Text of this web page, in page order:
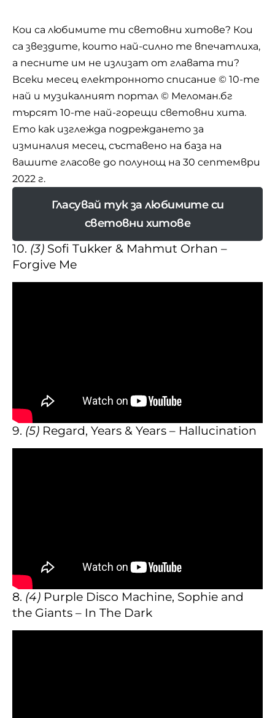
Кои са любимите ти световни хитове? Кои
са звездите, които най-силно те впечатлиха,
а песните им не излизат от главата ти?
Всеки месец електронното списание © 10-те
най и музикалният портал © Меломан.бг
търсят 10-те най-горещи световни хита.
Ето как изглежда подреждането за
изминалия месец, съставено на база на
вашите гласове до полунощ на 30 септември
2022 г.
Гласувай тук за любимите си
световни хитове
10. (3) Sofi Tukker & Mahmut Orhan –
Forgive Me
9. (5) Regard, Years & Years – Hallucination
8. (4) Purple Disco Machine, Sophie and
the Giants – In The Dark